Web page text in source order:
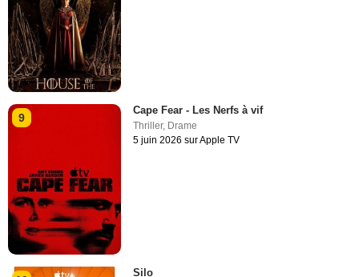
9
Cape Fear - Les Nerfs à vif
Thriller, Drame
5 juin 2026 sur Apple TV
Silo